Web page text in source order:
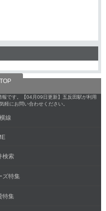
です。【04月09日更新】五反田駅が利用
軽にお問い合わせください。
線
検索
ズ特集
特集